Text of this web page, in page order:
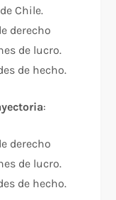
Chile.
derecho
de lucro.
de hecho.
:
derecho
de lucro.
de hecho.